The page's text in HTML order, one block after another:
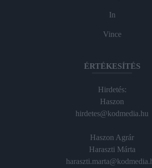
In
Vince
ÉRTÉKESÍTÉS
Hirdetés:
Haszon
hirdetes@kodmedia.hu
Haszon Agrár
Haraszti Márta